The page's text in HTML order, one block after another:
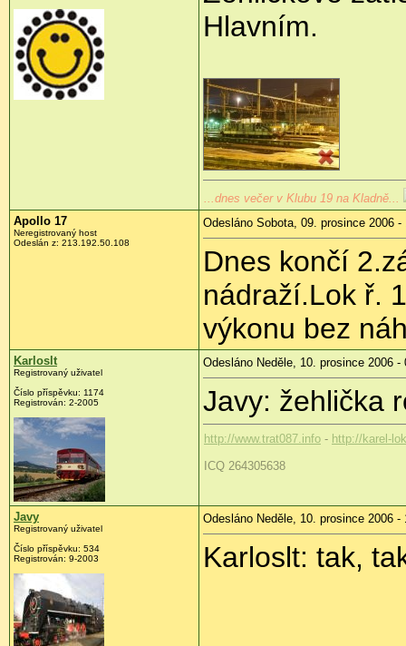
Hlavním.
...dnes večer v Klubu 19 na Kladně...
Apollo 17
Neregistrovaný host
Odeslán z: 213.192.50.108
Odesláno Sobota, 09. prosince 2006 -
Dnes končí
nádraží.Lok ř.
výkonu bez
Karloslt
Registrovaný uživatel
Číslo příspěvku: 1174
Registrován: 2-2005
Odesláno Neděle, 10. prosince 2006 -
Javy: žehlička
http://www.trat087.info - http://karel-
ICQ 264305638
Javy
Registrovaný uživatel
Číslo příspěvku: 534
Registrován: 9-2003
Odesláno Neděle, 10. prosince 2006 -
Karloslt: tak,